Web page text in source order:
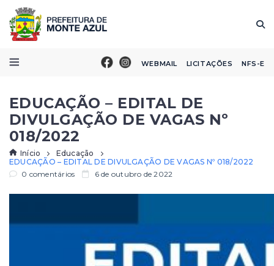
WEBMAIL LICITAÇÕES NFS-E
EDUCAÇÃO – EDITAL DE
DIVULGAÇÃO DE VAGAS Nº
018/2022
Início
Educação
EDUCAÇÃO – EDITAL DE DIVULGAÇÃO DE VAGAS Nº 018/2022
0 comentários
6 de outubro de 2022